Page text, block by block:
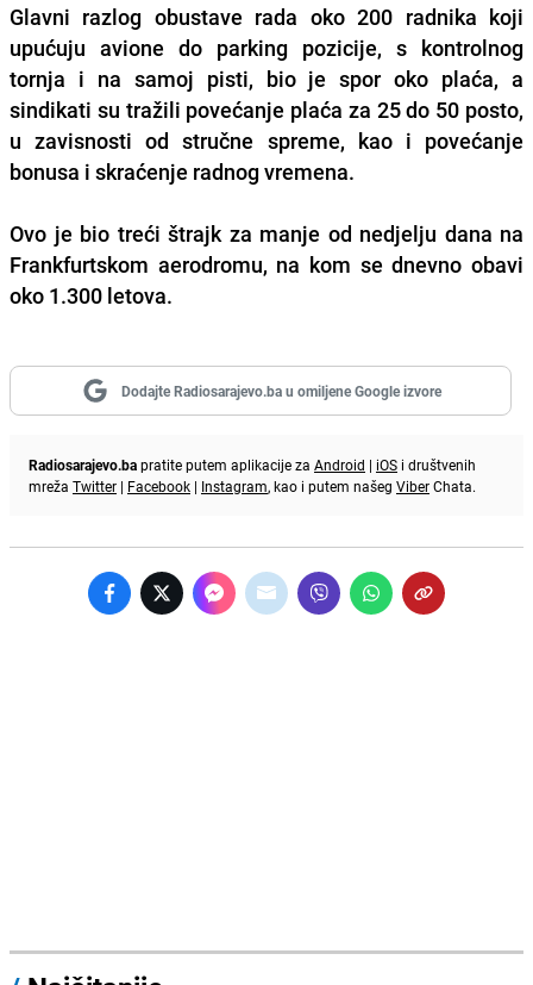
Glavni razlog obustave rada oko 200 radnika koji
upućuju avione do parking pozicije, s kontrolnog
tornja i na samoj pisti, bio je spor oko plaća, a
sindikati su tražili povećanje plaća za 25 do 50 posto,
u zavisnosti od stručne spreme, kao i povećanje
bonusa i skraćenje radnog vremena.
Ovo je bio treći štrajk za manje od nedjelju dana na
Frankfurtskom aerodromu, na kom se dnevno obavi
oko 1.300 letova.
Dodajte Radiosarajevo.ba u omiljene Google izvore
Radiosarajevo.bapratite putem aplikacije za Android | iOS i društvenih
mreža Twitter | Facebook | Instagram, kao i putem našeg ViberChata.